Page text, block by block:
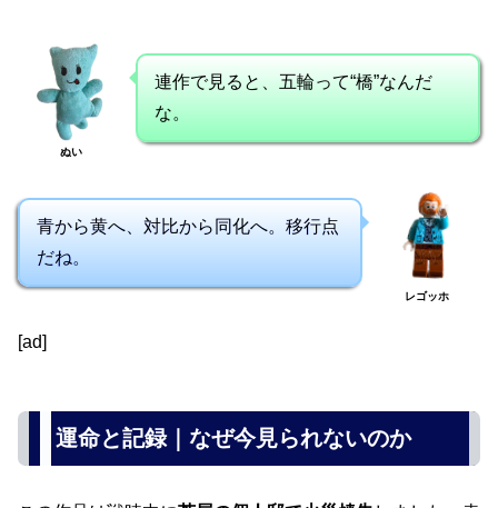
ぬい
連作で見ると、五輪って“橋”なんだ
な。
青から黄へ、対比から同化へ。移行点
だね。
レゴッホ
[ad]
運命と記録｜なぜ今見られないのか